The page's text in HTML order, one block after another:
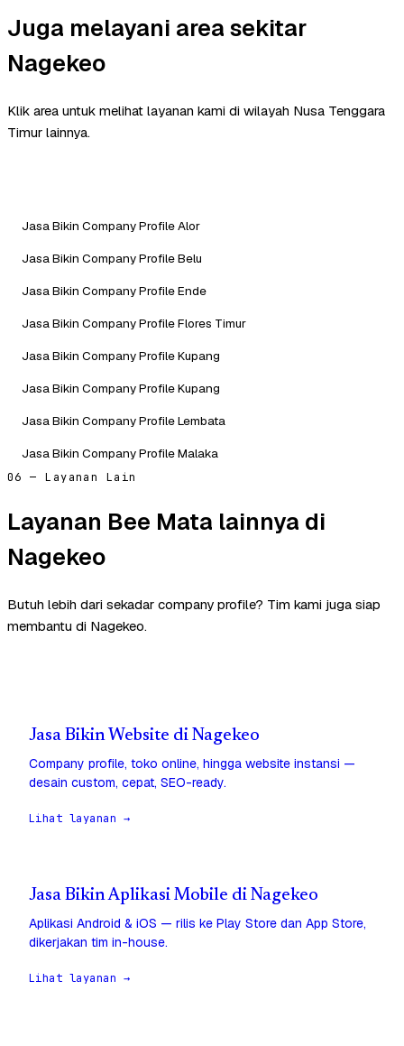
Juga melayani area sekitar
Nagekeo
Klik area untuk melihat layanan kami di wilayah Nusa Tenggara
Timur lainnya.
Jasa Bikin Company Profile Alor
Jasa Bikin Company Profile Belu
Jasa Bikin Company Profile Ende
Jasa Bikin Company Profile Flores Timur
Jasa Bikin Company Profile Kupang
Jasa Bikin Company Profile Kupang
Jasa Bikin Company Profile Lembata
Jasa Bikin Company Profile Malaka
06 — Layanan Lain
Layanan Bee Mata lainnya di
Nagekeo
Butuh lebih dari sekadar company profile? Tim kami juga siap
membantu di Nagekeo.
Jasa Bikin Website di Nagekeo
Company profile, toko online, hingga website instansi —
desain custom, cepat, SEO-ready.
Lihat layanan →
Jasa Bikin Aplikasi Mobile di Nagekeo
Aplikasi Android & iOS — rilis ke Play Store dan App Store,
dikerjakan tim in-house.
Lihat layanan →